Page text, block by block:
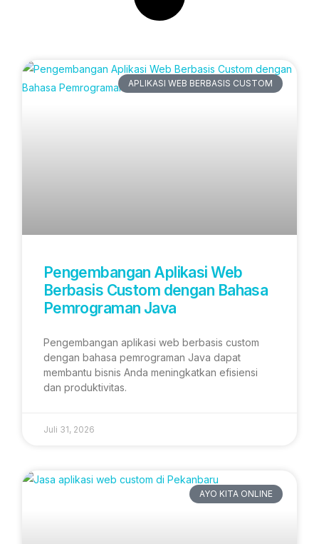
APLIKASI WEB BERBASIS CUSTOM
Pengembangan Aplikasi Web
Berbasis Custom dengan Bahasa
Pemrograman Java
Pengembangan aplikasi web berbasis custom
dengan bahasa pemrograman Java dapat
membantu bisnis Anda meningkatkan efisiensi
dan produktivitas.
Juli 31, 2026
AYO KITA ONLINE